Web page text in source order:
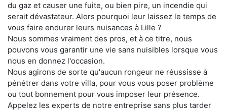
du gaz et causer une fuite, ou bien pire, un incendie qui
serait dévastateur. Alors pourquoi leur laissez le temps de
vous faire endurer leurs nuisances à Lille ?
Nous sommes vraiment des pros, et à ce titre, nous
pouvons vous garantir une vie sans nuisibles lorsque vous
nous en donnez l'occasion.
Nous agirons de sorte qu'aucun rongeur ne réussisse à
pénétrer dans votre villa, pour vous vous poser problème
ou tout bonnement pour vous imposer leur présence.
Appelez les experts de notre entreprise sans plus tarder